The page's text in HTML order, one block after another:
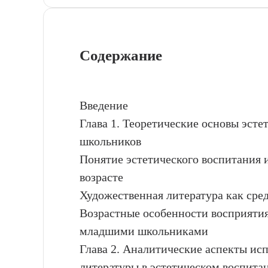
Содержание
Введение
Глава 1. Теоретические основы
школьников
Понятие эстетического
возрасте
Художественная литература как
Возрастные особенности
младшими школьниками
Глава 2. Аналитические аспекты